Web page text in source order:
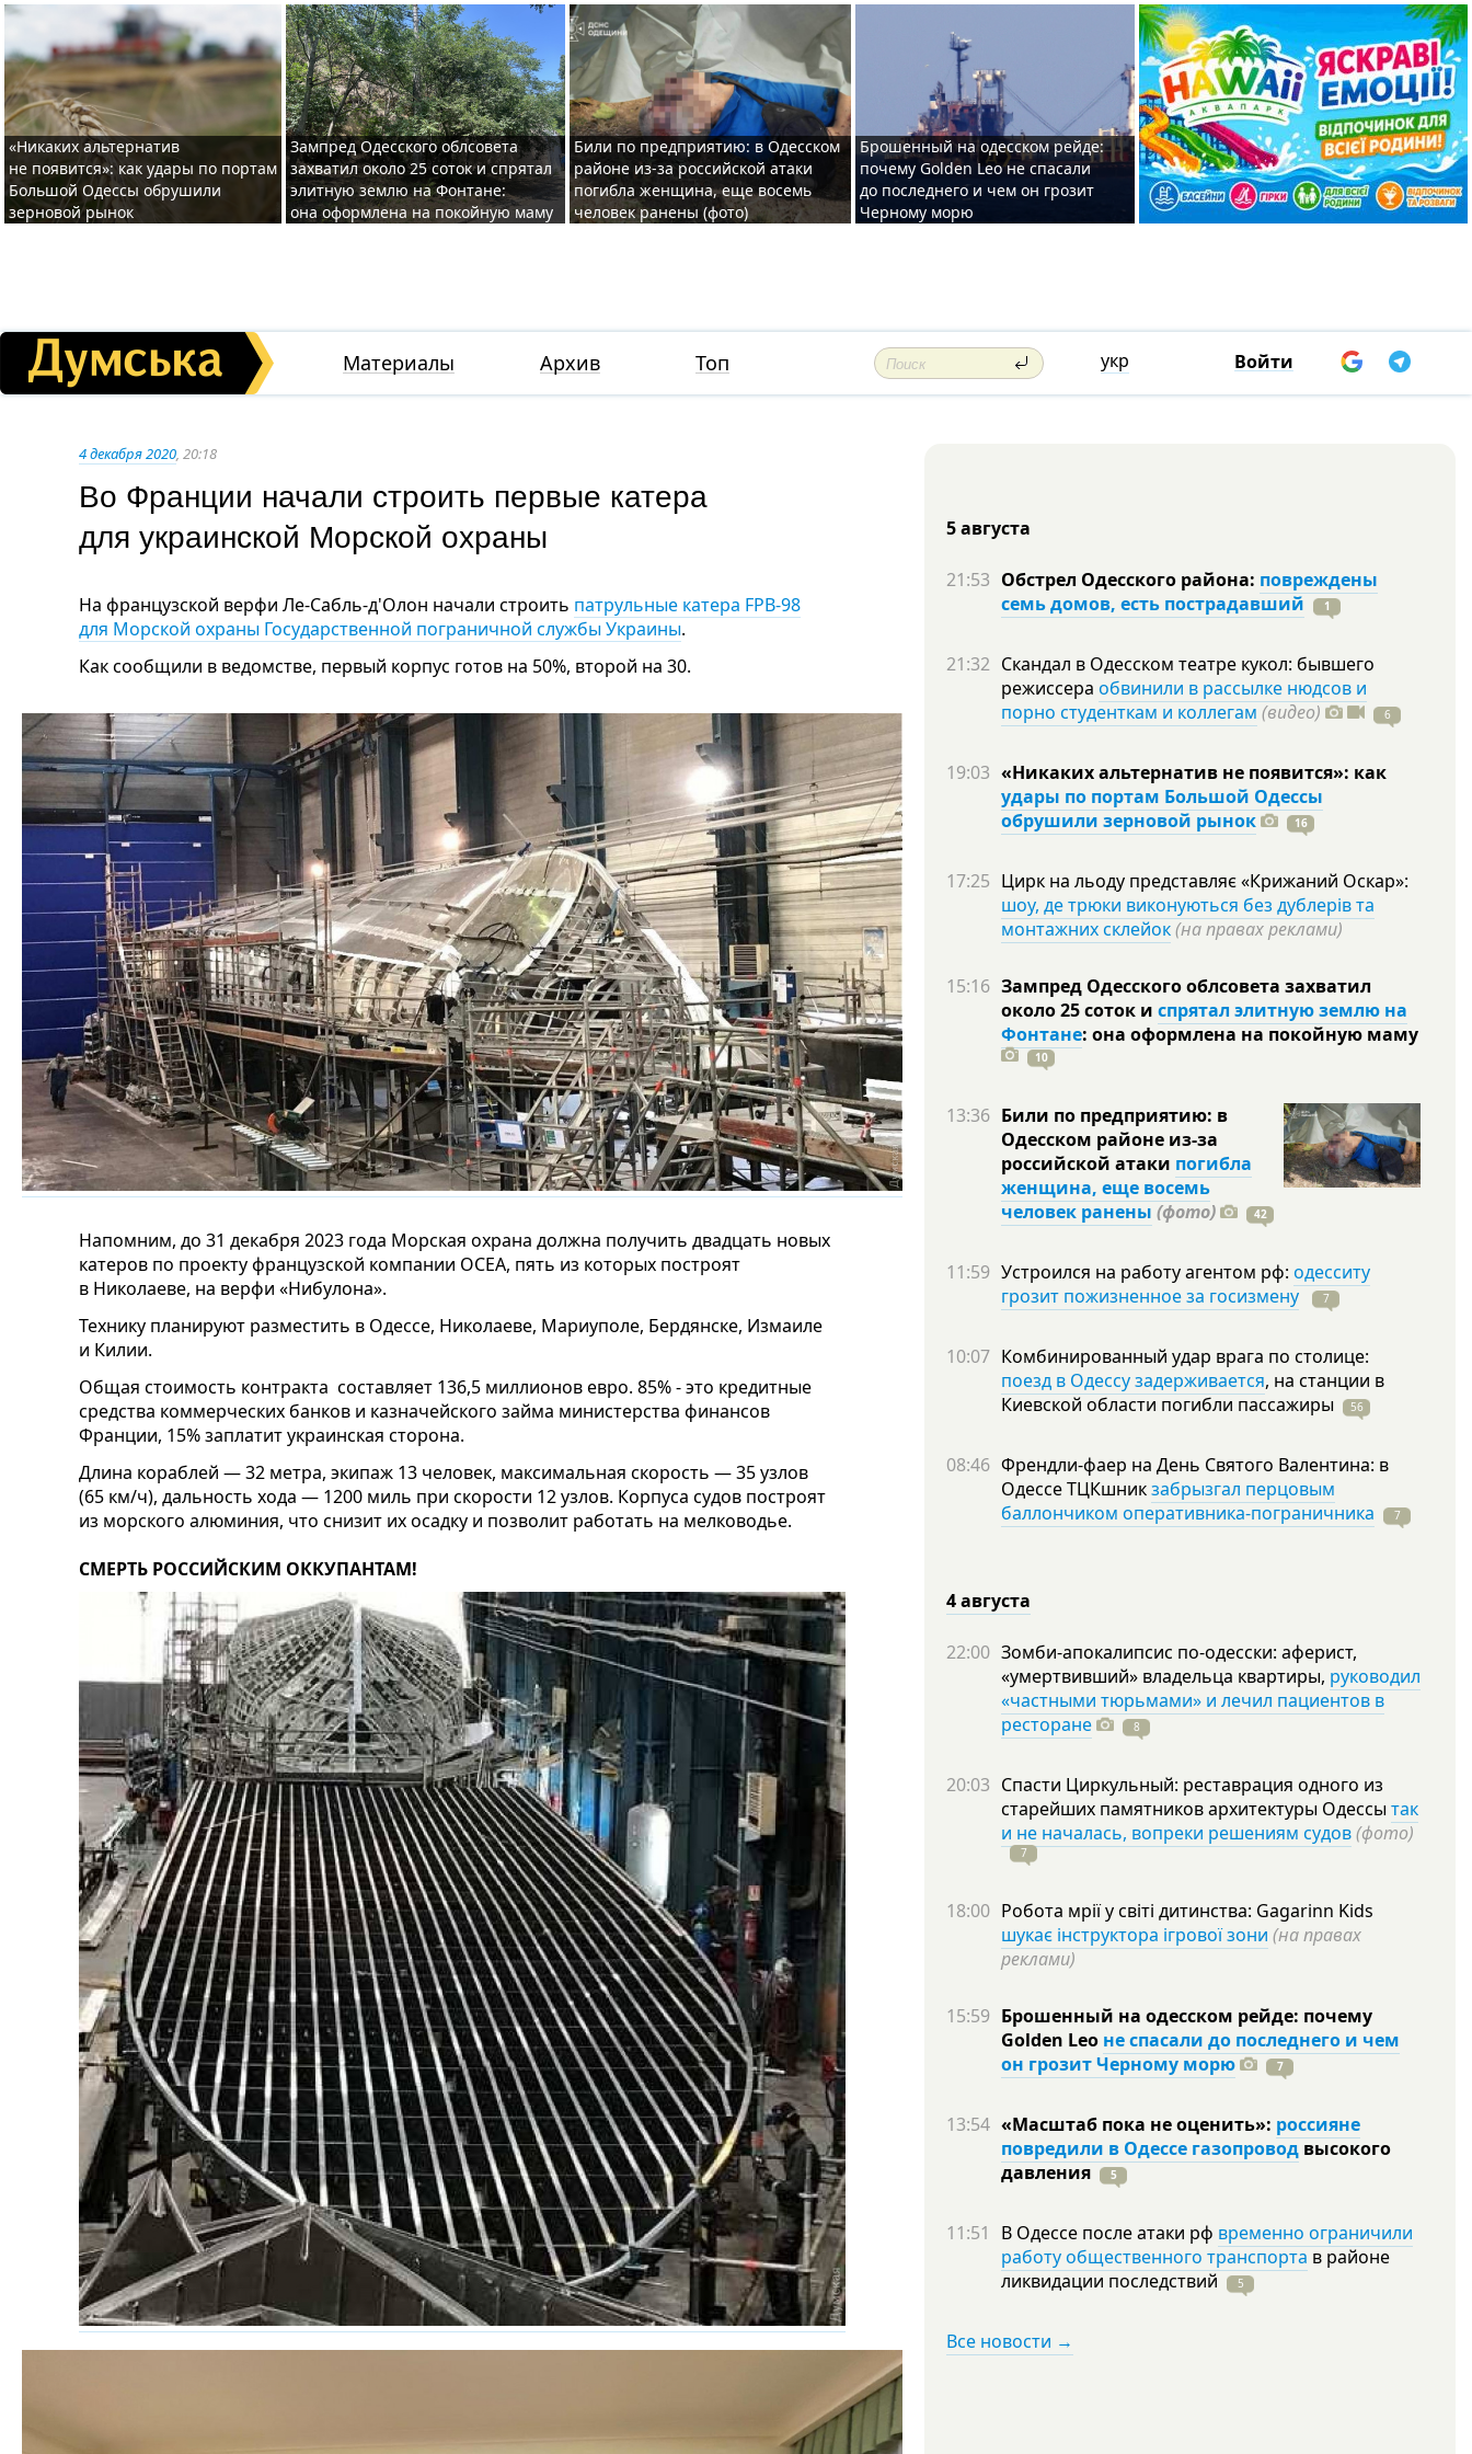
«Никаких альтернатив
не появится»: как удары по портам
Большой Одессы обрушили
зерновой рынок
Зампред Одесского облсовета
захватил около 25 соток и спрятал
элитную землю на Фонтане:
она оформлена на покойную маму
Били по предприятию: в Одесском
районе из-за российской атаки
погибла женщина, еще восемь
человек ранены (фото)
Брошенный на одесском рейде:
почему Golden Leo не спасали
до последнего и чем он грозит
Черному морю
Материалы Архив Топ укр Войти
4 декабря 2020, 20:18
Во Франции начали строить первые катера
для украинской Морской охраны
На французской верфи Ле-Сабль-д'Олон начали строить патрульные катера FPB-98
для Морской охраны Государственной пограничной службы Украины.
Как сообщили в ведомстве, первый корпус готов на 50%, второй на 30.
Напомним, до 31 декабря 2023 года Морская охрана должна получить двадцать новых
катеров по проекту французской компании OCEA, пять из которых построят
в Николаеве, на верфи «Нибулона».
Технику планируют разместить в Одессе, Николаеве, Мариуполе, Бердянске, Измаиле
и Килии.
Общая стоимость контракта составляет 136,5 миллионов евро. 85% - это кредитные
средства коммерческих банков и казначейского займа министерства финансов
Франции, 15% заплатит украинская сторона.
Длина кораблей — 32 метра, экипаж 13 человек, максимальная скорость — 35 узлов
(65 км/ч), дальность хода — 1200 миль при скорости 12 узлов. Корпуса судов построят
из морского алюминия, что снизит их осадку и позволит работать на мелководье.
СМЕРТЬ РОССИЙСКИМ ОККУПАНТАМ!
5 августа
21:53 Обстрел Одесского района: повреждены
семь домов, есть пострадавший
1
21:32 Скандал в Одесском театре кукол: бывшего
режиссера обвинили в рассылке нюдсов и
порно студенткам и коллегам (видео) 6
19:03 «Никаких альтернатив не появится»: как
удары по портам Большой Одессы
обрушили зерновой рынок
16
17:25 Цирк на льоду представляє «Крижаний Оскар»:
шоу, де трюки виконуються без дублерів та
монтажних склейок(на правах реклами)
15:16 Зампред Одесского облсовета захватил
около 25 соток и спрятал элитную землю на
Фонтане: она оформлена на покойную маму
10
13:36 Били по предприятию: в
Одесском районе из-за
российской атаки погибла
женщина, еще восемь
человек ранены (фото) 42
11:59 Устроился на работу агентом рф: одесситу
грозит пожизненное за госизмену
7
10:07 Комбинированный удар врага по столице:
поезд в Одессу задерживается, на станции в
Киевской области погибли пассажиры 56
08:46 Френдли-фаер на День Святого Валентина: в
Одессе ТЦКшникзабрызгал перцовым
баллончиком оперативника-пограничника
7
4 августа
22:00 Зомби-апокалипсис по-одесски: аферист,
«умертвивший» владельца квартиры, руководил
«частными тюрьмами» и лечил пациентов в
ресторане
8
20:03 Спасти Циркульный: реставрация одного из
старейших памятников архитектуры Одессы так
и не началась, вопреки решениям судов(фото)
7
18:00 Робота мрії у світі дитинства: Gagarinn Kids
шукає інструктора ігрової зони (на правах
реклами)
15:59 Брошенный на одесском рейде: почему
Golden Leo не спасали до последнего и чем
он грозит Черному морю
7
13:54 «Масштаб пока не оценить»: россияне
повредили в Одессе газопровод высокого
давления
5
11:51 В Одессе после атаки рф временно ограничили
работу общественного транспорта в районе
ликвидации последствий 5
Все новости →